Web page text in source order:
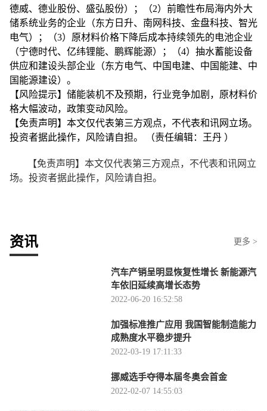
德威、德业股份、盛弘股份）；（2）前瞻性布局海内外大
储系统业务的企业（东方日升、南网科技、金盘科技、智光
电气）；（3）原材料价格下降后成本持续领先的电池企业
（宁德时代、亿纬锂能、鹏辉能源）；（4）抽水蓄能设备
供应和建设头部企业（东方电气、中国电建、中国能建、中
国能源建设）。
【风险提示】储能装机不及预期，行业竞争加剧，原材料价
格大幅波动，政策变动风险。
【免责声明】本文仅代表第三方观点，不代表和讯网立场。
投资者据此操作，风险请自担。 （责任编辑：王丹 ）
【免责声明】本文仅代表第三方观点，不代表和讯网立
场。投资者据此操作，风险请自担。
资讯 更多 >
汽车产销呈明显恢复性增长 新能源汽
车依旧延续高增长态势
2022-06-20 16:52:58
加强标准推广应用 我国智能制造能力
成熟度水平稳步提升
2022-03-19 17:11:33
挪威选手夺得本届冬奥会首金
2022-02-07 14:55:03